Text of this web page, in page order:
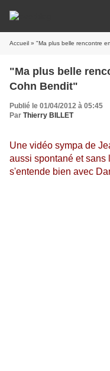
Accueil » "Ma plus belle rencontre
"Ma plus belle
Cohn Bendit"
Publié le 01/04/2012 à 05:45
Par Thierry BILLET
Une vidéo sympa de
aussi spontané et sans
s'entende bien avec